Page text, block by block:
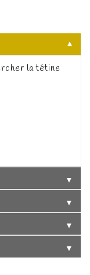
▼
la tétine
▼
▼
▼
▼